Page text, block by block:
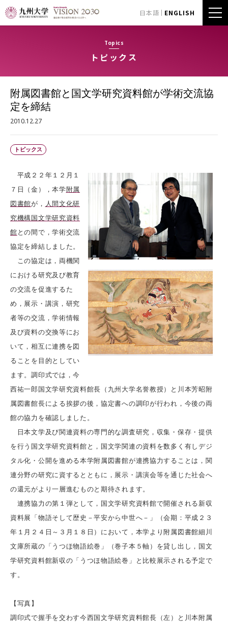
日本語 ENGLISH
Topics
トピックス
附属図書館と国文学研究資料館が学術交流協
定を締結
2010.12.27
トピックス
平成２２年１２月１
７日（金），本学附属
図書館が， 人間文化研
究機構国文学研究資料
館 との間で，学術交流
協定を締結しました。
この協定は，両機関
における研究及び教育
の交流を促進するた
め，展示・講演，研究
者等の交流，学術情報
及び資料の交換等にお
いて，相互に連携を図
ることを目的としてい
ます。調印式では，今
西祐一郎国文学研究資料館長（九州大学名誉教授）と川本芳昭附
属図書館長による挨拶の後，協定書への調印が行われ，今後の両
館の協力を確認しました。
日本文学及び関連資料の専門的な調査研究，収集・保存・提供
を行う国文学研究資料館と，国文学関連の資料を数多く有しデジ
タル化・公開を進める本学附属図書館が連携協力することは，関
連分野の研究に資するとともに，展示・講演会等を通じた社会へ
の還元がより一層進むものと期待されます。
連携協力の第１弾として，国文学研究資料館で開催される新収
資料展「物語そして歴史－平安から中世へ－」（会期：平成２３
年１月２４日～３月１８日）において，本学より附属図書館細川
文庫所蔵の「うつほ物語絵巻」（巻子本５軸）を貸し出し，国文
学研究資料館新収の「うつほ物語絵巻」と比較展示される予定で
す。
【写真】
調印式で握手を交わす今西国文学研究資料館長（左）と川本附属